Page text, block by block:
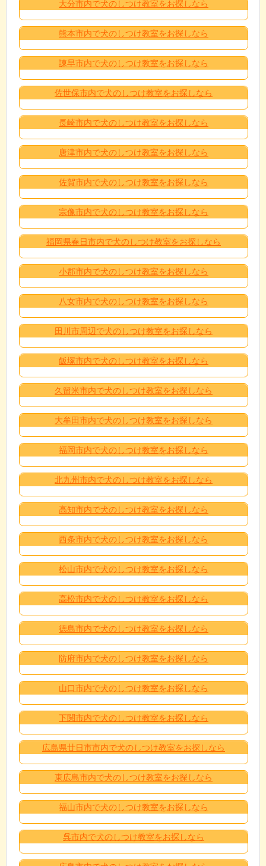
大分市内で犬のしつけ教室をお探しなら
熊本市内で犬のしつけ教室をお探しなら
諫早市内で犬のしつけ教室をお探しなら
佐世保市内で犬のしつけ教室をお探しなら
長崎市内で犬のしつけ教室をお探しなら
唐津市内で犬のしつけ教室をお探しなら
佐賀市内で犬のしつけ教室をお探しなら
宗像市内で犬のしつけ教室をお探しなら
福岡県春日市内で犬のしつけ教室をお探しなら
小郡市内で犬のしつけ教室をお探しなら
八女市内で犬のしつけ教室をお探しなら
田川市周辺で犬のしつけ教室をお探しなら
飯塚市内で犬のしつけ教室をお探しなら
久留米市内で犬のしつけ教室をお探しなら
大牟田市内で犬のしつけ教室をお探しなら
福岡市内で犬のしつけ教室をお探しなら
北九州市内で犬のしつけ教室をお探しなら
高知市内で犬のしつけ教室をお探しなら
西条市内で犬のしつけ教室をお探しなら
松山市内で犬のしつけ教室をお探しなら
高松市内で犬のしつけ教室をお探しなら
徳島市内で犬のしつけ教室をお探しなら
防府市内で犬のしつけ教室をお探しなら
山口市内で犬のしつけ教室をお探しなら
下関市内で犬のしつけ教室をお探しなら
広島県廿日市市内で犬のしつけ教室をお探しなら
東広島市内で犬のしつけ教室をお探しなら
福山市内で犬のしつけ教室をお探しなら
呉市内で犬のしつけ教室をお探しなら